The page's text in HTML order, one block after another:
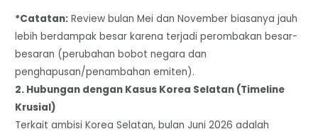
*Catatan: Review bulan Mei dan November biasanya jauh
lebih berdampak besar karena terjadi perombakan besar-
besaran (perubahan bobot negara dan
penghapusan/penambahan emiten).
​2. Hubungan dengan Kasus Korea Selatan (Timeline
Krusial)
​Terkait ambisi Korea Selatan, bulan Juni 2026 adalah